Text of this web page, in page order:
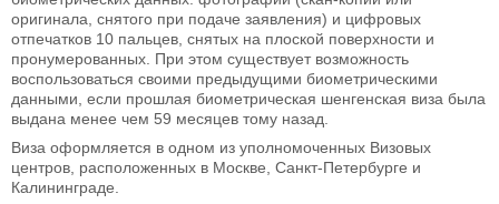
оригинала, снятого при подаче заявления) и цифровых
отпечатков 10 пальцев, снятых на плоской поверхности и
пронумерованных. При этом существует возможность
воспользоваться своими предыдущими биометрическими
данными, если прошлая биометрическая шенгенская виза была
выдана менее чем 59 месяцев тому назад.
Виза оформляется в одном из уполномоченных Визовых
центров, расположенных в Москве, Санкт-Петербурге и
Калининграде.